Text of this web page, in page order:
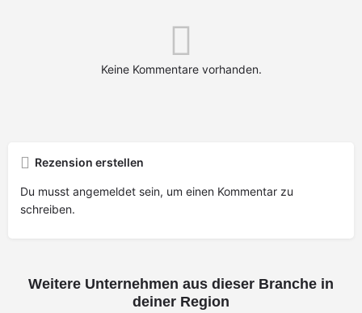
Keine Kommentare vorhanden.
Rezension erstellen
Du musst angemeldet sein, um einen Kommentar zu
schreiben.
Weitere Unternehmen aus dieser Branche in
deiner Region